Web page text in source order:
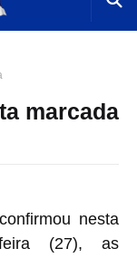
marcada
nesta
feira (27), as